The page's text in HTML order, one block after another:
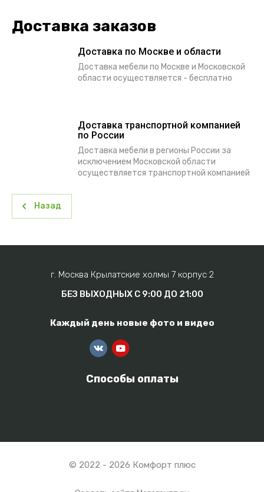
Доставка заказов
Доставка по Москве и области
Доставка мебели по Москве и Московской
области осуществляется - бесплатно
Доставка транспортной компанией
по России
Доставка мебели в регионы России за
исключением Московской области
осуществляется транспортной компанией
Назад
г. Москва Крылатские холмы 7 корпус 2
БЕЗ ВЫХОДНЫХ С 9:00 ДО 21:00
Способы оплаты
Каждый день новые фото и видео
© 2022 - 2026 Комфорт плюс